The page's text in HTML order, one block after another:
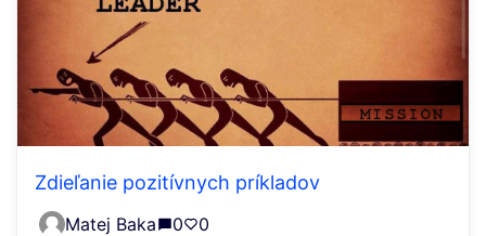
Zdieľanie pozitívnych príkladov
Matej Baka 0 0